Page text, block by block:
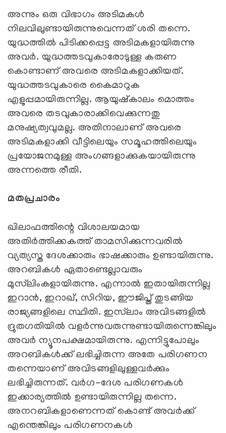
അന്നും ഒരു വിഭാഗം അടിമകള്‍
നിലവിലുണ്ടായിരുന്നുവെന്നത് ശരി തന്നെ.
യുദ്ധത്തില്‍ പിടിക്കപ്പെട്ട അടിമകളായിരുന്നു
അവര്‍. യുദ്ധത്തടവുകാരോടുള്ള കരുണ
കൊണ്ടാണ് അവരെ അടിമകളാക്കിയത്.
യുദ്ധത്തടവുകാരെ കൈമാറുക
എളുപ്പമായിരുന്നില്ല. ആയുഷ്കാലം മൊത്തം
അവരെ തടവുകാരാക്കിവെക്കുന്നതു
മനുഷ്യത്വവുമല്ല. അതിനാലാണ് അവരെ
അടിമകളാക്കി വീട്ടിലെയും സമൂഹത്തിലെയും
പ്രയോജനമുള്ള അംഗങ്ങളാക്കുകയായിരുന്നു
അന്നത്തെ രീതി.
മതപ്രചാരം
ഖിലാഫത്തിന്റെ വിശാലയമായ
അതിര്‍ത്തിക്കകത്ത് താമസിക്കുന്നവരില്‍
വ്യത്യസ്ത ദേശക്കാരും ഭാഷക്കാരും ഉണ്ടായിരുന്നു.
അറബികള്‍ ഏതാണ്ടെല്ലാവരും
മുസ്‌ലിംകളായിരുന്നു. എന്നാല്‍ ഇതായിരുന്നില്ല
ഇറാന്‍, ഇറാഖ്, സിറിയ, ഈജിപ്ത് തുടങ്ങിയ
രാജ്യങ്ങളിലെ സ്ഥിതി. ഇസ്‌ലാം അവിടങ്ങളി‍ല്‍
ദ്രുതഗതിയില്‍ വളര്‍ന്നുവരുന്നുണ്ടായിരുന്നെങ്കിലും
അവര്‍ ന്യൂനപക്ഷമായിരുന്നു. എന്നിട്ടുപോലും
അറബികള്‍ക്ക് ലഭിച്ചിരുന്ന അതേ പരിഗണന
തന്നെയാണ് അവിടങ്ങളിലുള്ളവര്‍ക്കും
ലഭിച്ചിരുന്നത്. വര്‍ഗ-ദേശ പരിഗണകള്‍
ഇക്കാര്യത്തില്‍ ഉണ്ടായിരുന്നില്ല തന്നെ.
അനറബികളാണെന്നത് കൊണ്ട് അവര്‍ക്ക്
എന്തെങ്കിലും പരിഗണനകള്‍